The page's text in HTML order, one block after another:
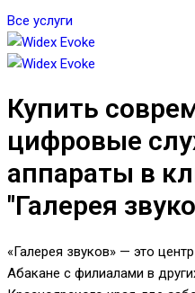
Все услуги
Купить
цифровые
аппараты в
"Галерея
«Галерея звуков» — это
Абакане с филиалами в